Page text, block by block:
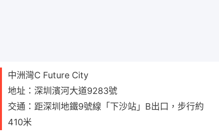
中洲灣C Future City
地址：深圳濱河大道9283號
交通：距深圳地鐵9號線「下沙站」B出口，步行約
410米